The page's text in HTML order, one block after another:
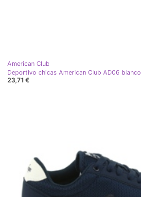
American Club
Deportivo chicas American Club AD06 blanco
23,71 €